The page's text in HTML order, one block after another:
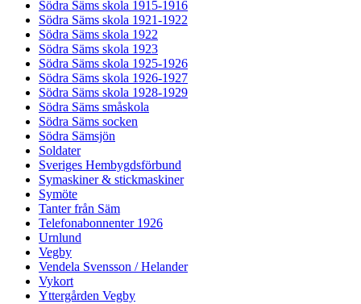
Södra Säms skola 1915-1916
Södra Säms skola 1921-1922
Södra Säms skola 1922
Södra Säms skola 1923
Södra Säms skola 1925-1926
Södra Säms skola 1926-1927
Södra Säms skola 1928-1929
Södra Säms småskola
Södra Säms socken
Södra Sämsjön
Soldater
Sveriges Hembygdsförbund
Symaskiner & stickmaskiner
Symöte
Tanter från Säm
Telefonabonnenter 1926
Urnlund
Vegby
Vendela Svensson / Helander
Vykort
Yttergården Vegby